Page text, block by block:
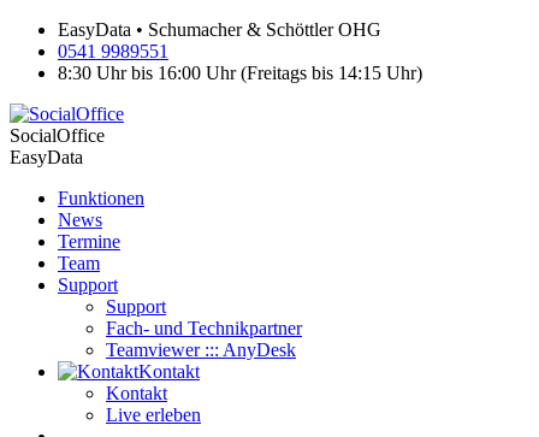
EasyData • Schumacher & Schöttler OHG
0541 9989551
8:30 Uhr bis 16:00 Uhr (Freitags bis 14:15 Uhr)
SocialOffice
EasyData
Funktionen
News
Termine
Team
Support
Support
Fach- und Technikpartner
Teamviewer ::: AnyDesk
Kontakt
Kontakt
Live erleben